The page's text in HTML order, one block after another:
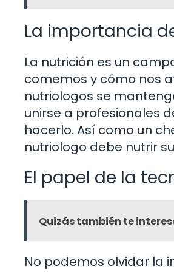
La importancia
La nutrición es un
comemos y cómo nos
nutriologos se
unirse a profesionales
hacerlo. Así como un
nutriologo debe nutrir
El papel de la
Quizás también te
No podemos olvidar la